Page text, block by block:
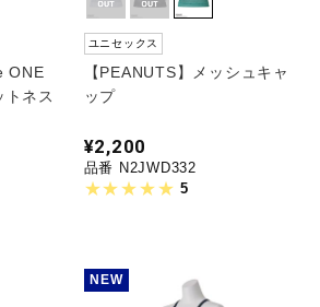
ONE
トネス
ユニセックス
【PEANUTS】メッシュキャ
ップ
¥2,200
品番 N2JWD332
5
NEW